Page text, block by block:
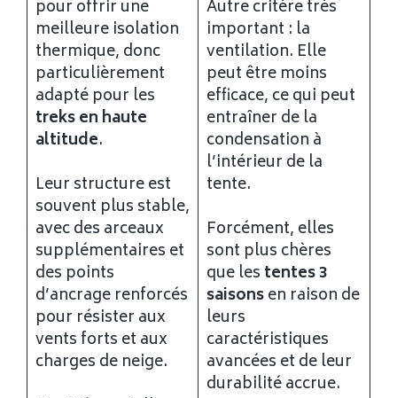
pour offrir une
meilleure isolation
thermique, donc
particulièrement
adapté pour les
treks en haute
altitude.
Leur structure est
souvent plus stable,
avec des arceaux
supplémentaires et
des points
d’ancrage renforcés
pour résister aux
vents forts et aux
charges de neige.
Autre critère très
important : la
ventilation. Elle
peut être moins
efficace, ce qui peut
entraîner de la
condensation à
l’intérieur de la
tente.
Forcément, elles
sont plus chères
que les tentes 3
saisonsen raison de
leurs
caractéristiques
avancées et de leur
durabilité accrue.